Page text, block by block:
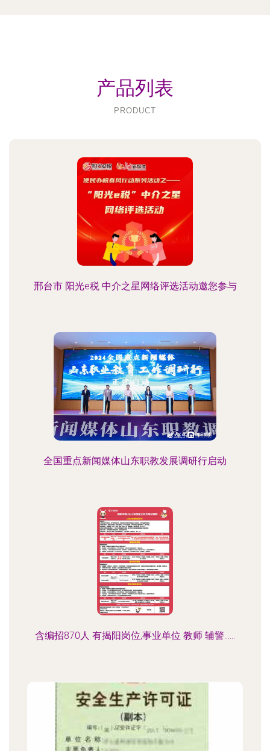
产品列表
PRODUCT
邢台市 阳光e税 中介之星网络评选活动邀您参与
全国重点新闻媒体山东职教发展调研行启动
含编招870人 有揭阳岗位,事业单位 教师 辅警......